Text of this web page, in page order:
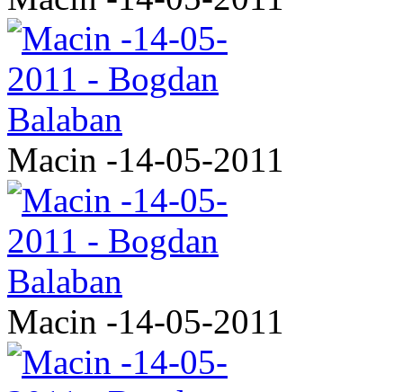
Macin -14-05-2011
Macin -14-05-2011